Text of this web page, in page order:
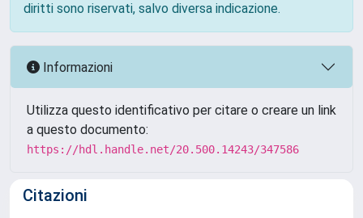
diritti sono riservati, salvo diversa indicazione.
Informazioni
Utilizza questo identificativo per citare o creare un link
a questo documento:
https://hdl.handle.net/20.500.14243/347586
Citazioni